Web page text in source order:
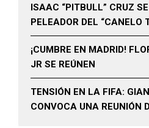
ISAAC “PITBULL” CRUZ
PELEADOR DEL “CANELO
¡CUMBRE EN MADRID!
JR SE REÚNEN
TENSIÓN EN LA FIFA:
CONVOCA UNA REUNIÓN